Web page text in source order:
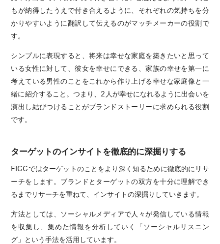
もが納得したうえで付き合えるように、それぞれの気持ちを分
かりやすいように翻訳して伝えるのがマッチメーカーの役割で
す。
シンプルに表現すると、将来は幸せな家庭を築きたいと思って
いる女性に対して、彼女を幸せにできる、家族の幸せを第一に
考えている男性のことをこれから作り上げる幸せな家庭像と一
緒に紹介すること。つまり、2人が幸せになれるように出会いを
演出し結びつけることがブランドストーリーに求められる役割
です。
ターゲットのインサイトを徹底的に深掘りする
FICCではターゲットのことをより深く知るために徹底的にリサ
ーチをします。ブランドとターゲットの双方を十分に理解でき
るまでリサーチを重ねて、インサイトの深掘りしていきます。
方法としては、ソーシャルメディアで人々が発信している情報
を収集し、集めた情報を分析していく「ソーシャルリスニン
グ」という手法を活用しています。